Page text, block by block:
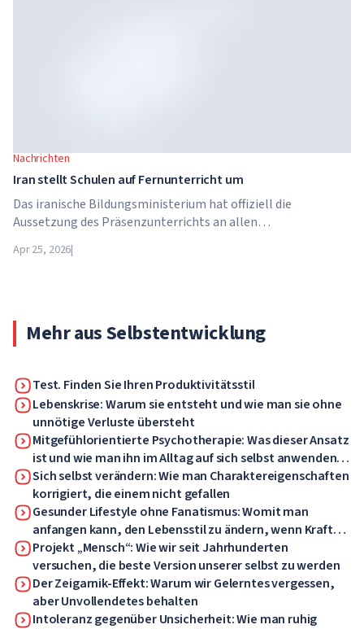
Nachrichten
Iran stellt Schulen auf Fernunterricht um
Das iranische Bildungsministerium hat offiziell die
Aussetzung des Präsenzunterrichts an allen
21. April wechseln Schulen, Hochschulen und Universitäten
Apr 25, 2026|
Mehr aus Selbstentwicklung
Test. Finden Sie Ihren Produktivitätsstil
Lebenskrise: Warum sie entsteht und wie man sie ohne
unnötige Verluste übersteht
Mitgefühlorientierte Psychotherapie: Was dieser Ansatz
ist und wie man ihn im Alltag auf sich selbst anwenden
kann
Sich selbst verändern: Wie man Charaktereigenschaften
korrigiert, die einem nicht gefallen
Gesunder Lifestyle ohne Fanatismus: Womit man
anfangen kann, den Lebensstil zu ändern, wenn Kraft
und Motivation fehlen
Projekt „Mensch“: Wie wir seit Jahrhunderten
versuchen, die beste Version unserer selbst zu werden
Der Zeigarnik-Effekt: Warum wir Gelerntes vergessen,
aber Unvollendetes behalten
Intoleranz gegenüber Unsicherheit: Wie man ruhig